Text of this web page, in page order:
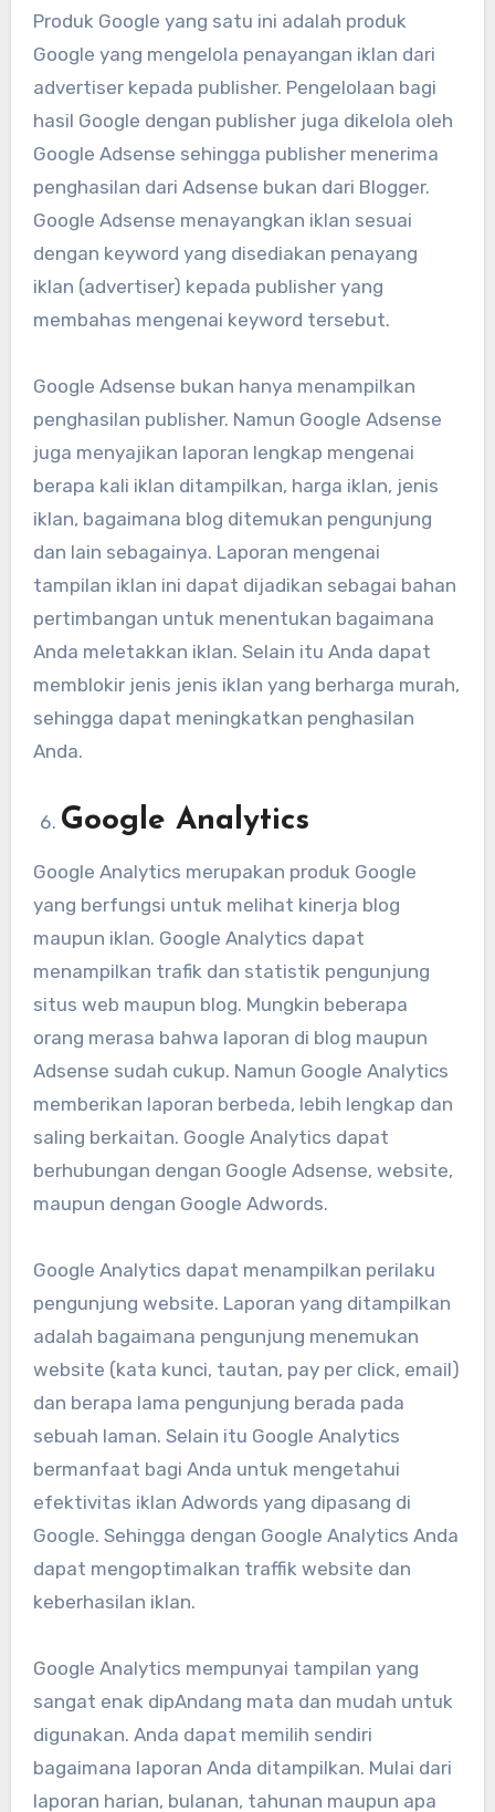
Produk Google yang satu ini adalah produk
Google yang mengelola penayangan iklan dari
advertiser kepada publisher. Pengelolaan bagi
hasil Google dengan publisher juga dikelola oleh
Google Adsense sehingga publisher menerima
penghasilan dari Adsense bukan dari Blogger.
Google Adsense menayangkan iklan sesuai
dengan keyword yang disediakan penayang
iklan (advertiser) kepada publisher yang
membahas mengenai keyword tersebut.
Google Adsense bukan hanya menampilkan
penghasilan publisher. Namun Google Adsense
juga menyajikan laporan lengkap mengenai
berapa kali iklan ditampilkan, harga iklan, jenis
iklan, bagaimana blog ditemukan pengunjung
dan lain sebagainya. Laporan mengenai
tampilan iklan ini dapat dijadikan sebagai bahan
pertimbangan untuk menentukan bagaimana
Anda meletakkan iklan. Selain itu Anda dapat
memblokir jenis jenis iklan yang berharga murah,
sehingga dapat meningkatkan penghasilan
Anda.
Google Analytics
Google Analytics merupakan produk Google
yang berfungsi untuk melihat kinerja blog
maupun iklan. Google Analytics dapat
menampilkan trafik dan statistik pengunjung
situs web maupun blog. Mungkin beberapa
orang merasa bahwa laporan di blog maupun
Adsense sudah cukup. Namun Google Analytics
memberikan laporan berbeda, lebih lengkap dan
saling berkaitan. Google Analytics dapat
berhubungan dengan Google Adsense, website,
maupun dengan Google Adwords.
Google Analytics dapat menampilkan perilaku
pengunjung website. Laporan yang ditampilkan
adalah bagaimana pengunjung menemukan
website (kata kunci, tautan, pay per click, email)
dan berapa lama pengunjung berada pada
sebuah laman. Selain itu Google Analytics
bermanfaat bagi Anda untuk mengetahui
efektivitas iklan Adwords yang dipasang di
Google. Sehingga dengan Google Analytics Anda
dapat mengoptimalkan traffik website dan
keberhasilan iklan.
Google Analytics mempunyai tampilan yang
sangat enak dipAndang mata dan mudah untuk
digunakan. Anda dapat memilih sendiri
bagaimana laporan Anda ditampilkan. Mulai dari
laporan harian, bulanan, tahunan maupun apa